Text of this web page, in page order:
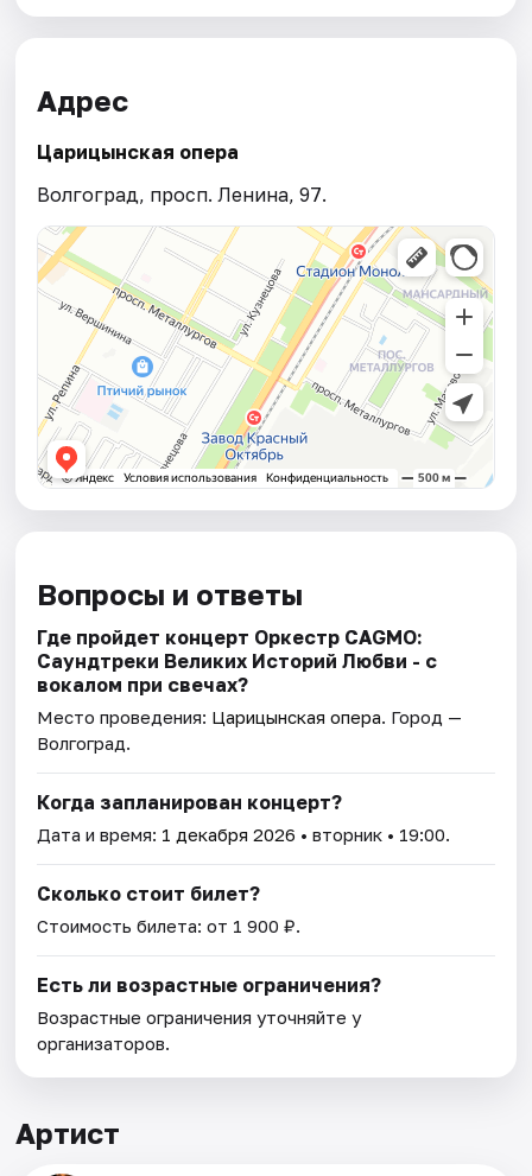
Адрес
Царицынская опера
Волгоград, просп. Ленина, 97.
Вопросы и ответы
Где пройдет концерт Оркестр CAGMO:
Саундтреки Великих Историй Любви - с
вокалом при свечах?
Место проведения: Царицынская опера. Город —
Волгоград.
Когда запланирован концерт?
Дата и время: 1 декабря 2026 • вторник • 19:00.
Сколько стоит билет?
Стоимость билета: от 1 900 ₽.
Есть ли возрастные ограничения?
Возрастные ограничения уточняйте у
организаторов.
Артист